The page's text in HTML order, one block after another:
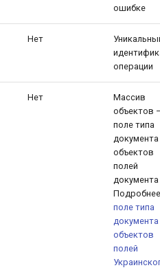
ошибке
Нет
операции
Нет
Массив
объектов
поле типа
документа
объектов
полей
документа
поле типа
документа
объектов
полей